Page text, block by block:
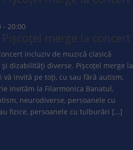
- 20:00
merge la concert
incluziv de muzică clasică
dizabilități diverse. Pișcoțel merge la
vă invită pe toți, cu sau fără autism,
invităm la Filarmonica Banatul,
neurodiverse, persoanele cu
fizice, persoanele cu tulburări […]